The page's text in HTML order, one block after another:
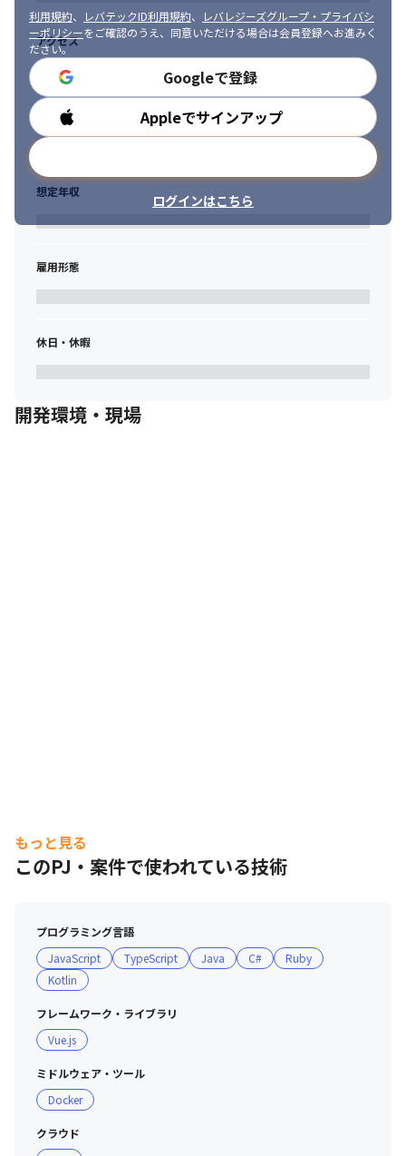
利用規約、 レバテックID利用規約、
レバレジーズグループ・プライバシ
ーポリシーをご確認のうえ、同意いただける場合は会員登録へお進みく
ださい。
Googleで登録
Appleでサインアップ
ログインはこちら
アクセス
勤務時間
想定年収
雇用形態
休日・休暇
開発環境・現場
もっと見る
このPJ・案件で使われている技術
プログラミング言語
JavaScript
TypeScript Java C#
Ruby
Kotlin
フレームワーク・ライブラリ
Vue.js
ミドルウェア・ツール
Docker
クラウド